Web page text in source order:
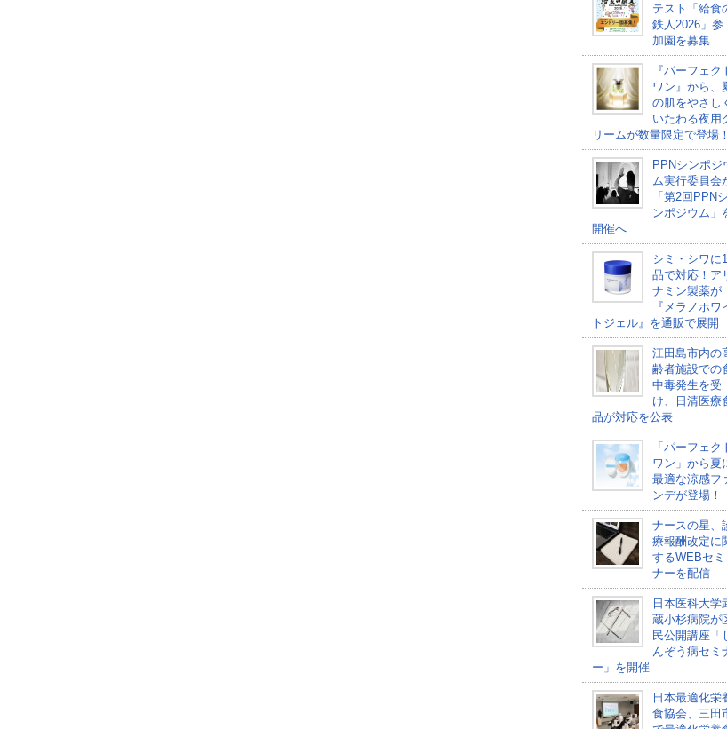
テスト「給食
鉄人2026」参
加園を募集
『パーフェク
ワン』から、
の肌をやさし
いたわる夜用
リームが数量限定で登場！
PPNシンポジ
ム実行委員会
「第2回PPNシ
ンポジウム」
開催へ
シミ・シワに1
品で対応！ア
ナミン製薬が
『メラノホワ
トジェル』を通販で展開
江田島市内の
齢者施設での
中毒発生を受
け、日清医療
品が対応を公表
「パーフェク
ワン」から夏
最適な涼感フ
ンデが登場！
ナースの星、
療報酬改定に
するWEBセミ
ナーを配信
日本医科大学
蔵小杉病院が
民公開講座「
んぞう病セミ
ー」を開催
日本最適化栄
食協会、三田